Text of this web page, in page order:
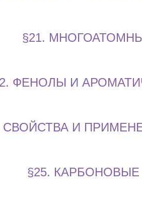
§21.
ФЕНОЛЫ И
СВОЙСТВА И
§25.